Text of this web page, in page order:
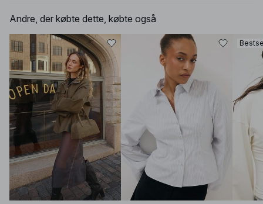
Andre, der købte dette, købte også